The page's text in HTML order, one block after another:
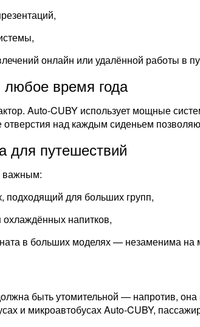
онлайн или удалённой работы в
время года
Auto-CUBY использует мощные
над каждым сиденьем
для путешествий
важным:
подходящий для больших групп,
напитков,
в больших моделях — незаменима
быть утомительной — напротив,
и микроавтобусах Auto-CUBY,